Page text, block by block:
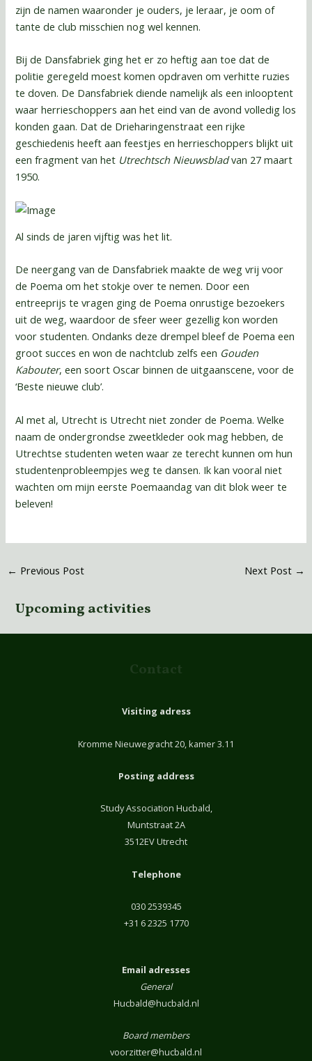
zijn de namen waaronder je ouders, je leraar, je oom of
tante de club misschien nog wel kennen.
Bij de Dansfabriek ging het er zo heftig aan toe dat de
politie geregeld moest komen opdraven om verhitte ruzies
te doven. De Dansfabriek diende namelijk als een inlooptent
waar herrieschoppers aan het eind van de avond volledig los
konden gaan. Dat de Drieharingenstraat een rijke
geschiedenis heeft aan feestjes en herrieschoppers blijkt uit
een fragment van het Utrechtsch Nieuwsbladvan 27 maart
1950.
Al sinds de jaren vijftig was het lit.
De neergang van de Dansfabriek maakte de weg vrij voor
de Poema om het stokje over te nemen. Door een
entreeprijs te vragen ging de Poema onrustige bezoekers
uit de weg, waardoor de sfeer weer gezellig kon worden
voor studenten. Ondanks deze drempel bleef de Poema een
groot succes en won de nachtclub zelfs een Gouden
Kabouter, een soort Oscar binnen de uitgaanscene, voor de
‘Beste nieuwe club’.
Al met al, Utrecht is Utrecht niet zonder de Poema. Welke
naam de ondergrondse zweetkleder ook mag hebben, de
Utrechtse studenten weten waar ze terecht kunnen om hun
studentenprobleempjes weg te dansen. Ik kan vooral niet
wachten om mijn eerste Poemaandag van dit blok weer te
beleven!
← Previous Post Next Post →
Upcoming activities
Contact
Visiting adress
Kromme Nieuwegracht 20, kamer 3.11
Posting address
Study Association Hucbald,
Muntstraat 2A
3512EV Utrecht
Telephone
030 2539345
+31 6 2325 1770
Email adresses
General
Hucbald@hucbald.nl
Board members
voorzitter@hucbald.nl